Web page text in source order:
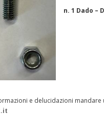
n. 1 Dado –
e delucidazioni mandare